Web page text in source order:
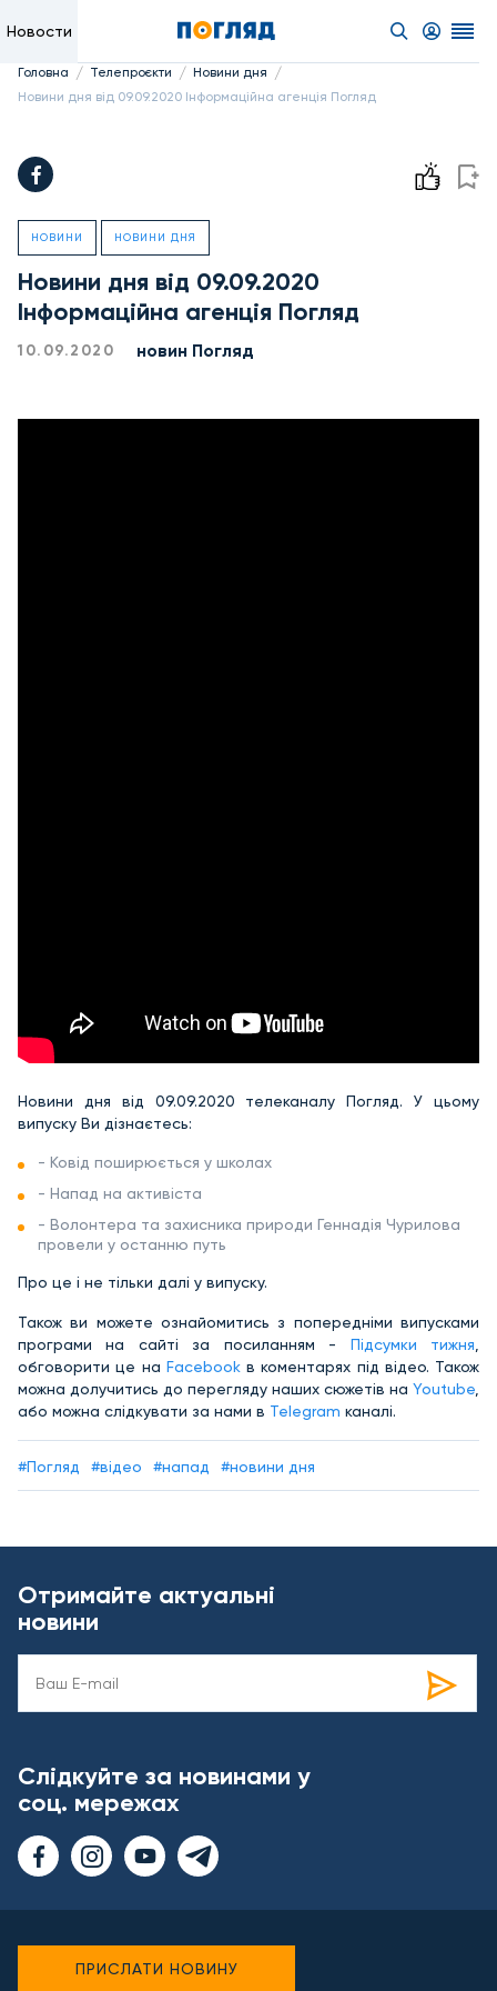
Новости
Головна / Телепроєкти / Новини дня /
Новини дня від 09.09.2020 Інформаційна агенція Погляд
НОВИНИ НОВИНИ ДНЯ
Новини дня від 09.09.2020
Інформаційна агенція Погляд
10.09.2020 новин Погляд
Новини дня від 09.09.2020 телеканалу Погляд. У цьому
випуску Ви дізнаєтесь:
- Ковід поширюється у школах
- Напад на активіста
- Волонтера та захисника природи Геннадія Чурилова
провели у останню путь
Про це і не тільки далі у випуску.
Також ви можете ознайомитись з попередніми випусками
програми на сайті за посиланням - Підсумки тижня
обговорити це на Facebookв коментарях під відео. Також
можна долучитись до перегляду наших сюжетів на Youtube
або можна слідкувати за нами в Telegram каналі.
#Погляд #відео #напад #новини дня
Отримайте актуальні
новини
Слідкуйте за новинами у
соц. мережах
ПРИСЛАТИ НОВИНУ